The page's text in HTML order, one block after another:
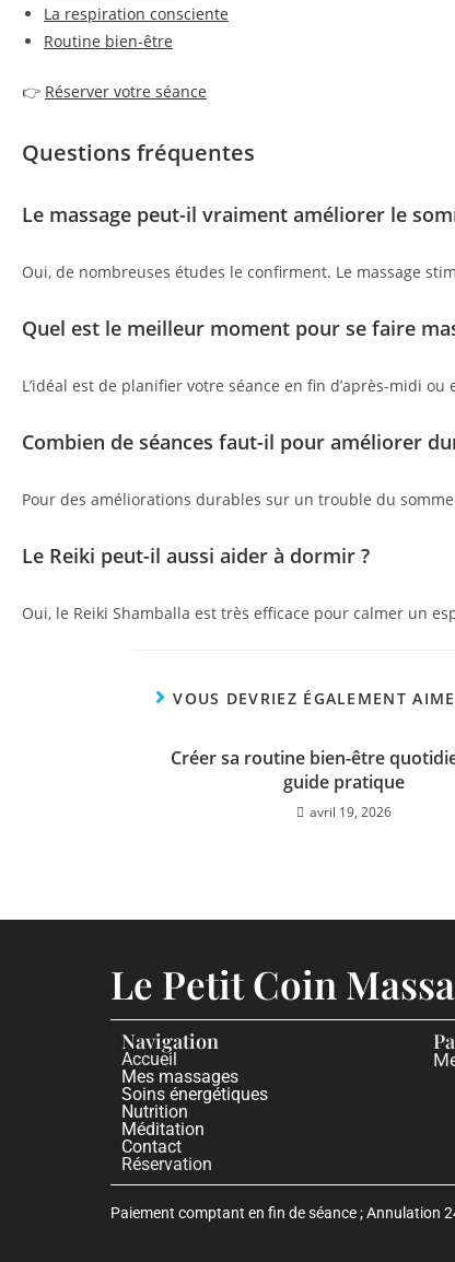
La respiration consciente
Routine bien-être
👉 Réserver votre séance
Questions fréquentes
Le massage peut-il vraiment améliorer le
Oui, de nombreuses études le confirment. Le massage
Quel est le meilleur moment pour se faire
L’idéal est de planifier votre séance en fin d’après-midi
Combien de séances faut-il pour améliorer
Pour des améliorations durables sur un trouble du
Le Reiki peut-il aussi aider à dormir ?
Oui, le Reiki Shamballa est très efficace pour calmer un
VOUS DEVRIEZ ÉGALEMENT
Créer sa routine bien-être
guide pratique
avril 19, 2026
Le Petit Coin
Navigation
Accueil
Mes massages
Soins énergétiques
Nutrition
Méditation
Contact
Réservation
Paiement comptant en fin de séance ; Annulation